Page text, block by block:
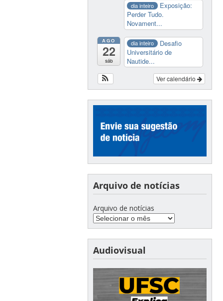
dia inteiro
Exposição:
Perder Tudo.
Novament...
AGO
22
sáb
dia inteiro
Desafio
Universitário de
Nautide...
Ver calendário
Arquivo de notícias
Arquivo de notícias
Audiovisual